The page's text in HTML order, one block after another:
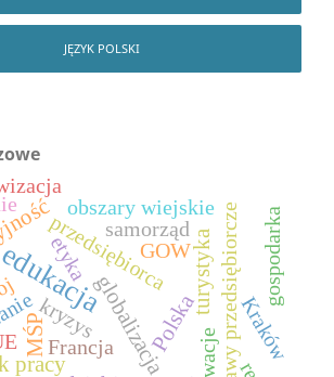
JĘZYK POLSKI
globalizacja
MŚP Polska
turystyka
pracy
przedsiębiorca postawy przedsiębiorcze
etyka
kryzys
samorząd
obszary wiejskie
GOW
Kraków
Francja
gospodarka